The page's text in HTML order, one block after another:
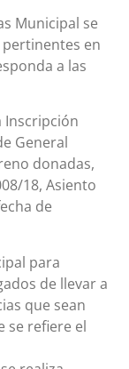
Municipal se
en
a las
Inscripción
General
donadas,
18, Asiento
de
para
de llevar a
que sean
se refiere el